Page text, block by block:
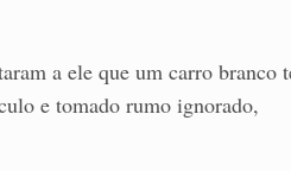
a ele que um carro branco
e tomado rumo ignorado,